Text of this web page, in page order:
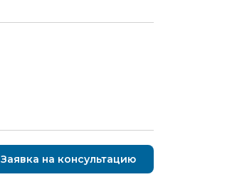
Заявка на консультацию